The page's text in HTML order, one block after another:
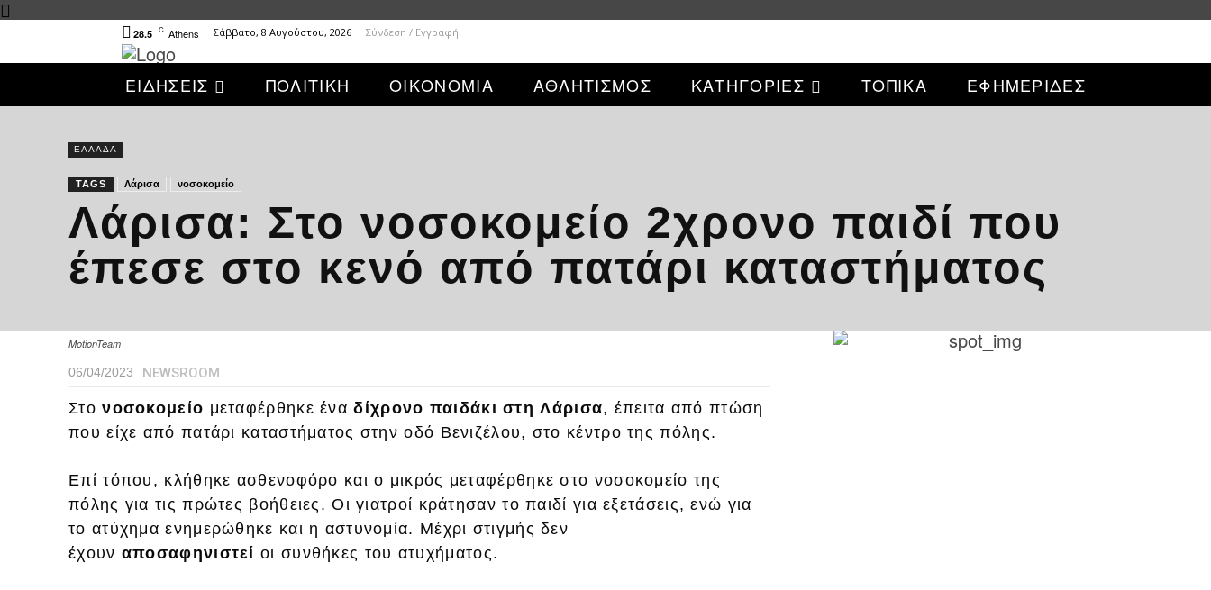
28.5 C Athens Σάββατο, 8 Αυγούστου, 2026 Σύνδεση / Εγγραφή
ΕΙΔΗΣΕΙΣ ΠΟΛΙΤΙΚΗ ΟΙΚΟΝΟΜΙΑ ΑΘΛΗΤΙΣΜΟΣ ΚΑΤΗΓΟΡΙΕΣ ΤΟΠΙΚΑ ΕΦΗΜΕΡΙΔΕΣ
ΕΛΛΑΔΑ
TAGS Λάρισα νοσοκομείο
Λάρισα: Στο νοσοκομείο 2χρονο παιδί που
έπεσε στο κενό από πατάρι καταστήματος
MotionTeam
06/04/2023 NEWSROOM
Στονοσοκομείο μεταφέρθηκε ένα δίχρονο παιδάκι στη Λάρισα, έπειτα από πτώση
που είχε από πατάρι καταστήματος στην οδό Βενιζέλου, στο κέντρο της πόλης.
Επί τόπου, κλήθηκε ασθενοφόρο και ο μικρός μεταφέρθηκε στο νοσοκομείο της
πόλης για τις πρώτες βοήθειες. Οι γιατροί κράτησαν το παιδί για εξετάσεις, ενώ για
το ατύχημα ενημερώθηκε και η αστυνομία. Μέχρι στιγμής δεν
έχουν αποσαφηνιστεί οι συνθήκες του ατυχήματος.